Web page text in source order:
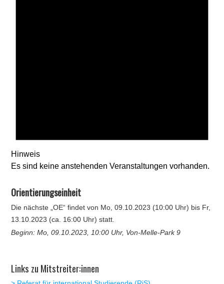
Hinweis
Es sind keine anstehenden Veranstaltungen vorhanden.
Orientierungseinheit
Die nächste „OE“ findet von Mo, 09.10.2023 (10:00 Uhr) bis Fr,
13.10.2023 (ca. 16:00 Uhr) statt.
Beginn: Mo, 09.10.2023, 10:00 Uhr, Von-Melle-Park 9
Links zu Mitstreiter:innen